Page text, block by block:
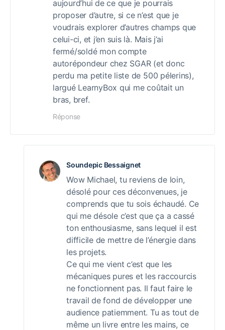
aujourd’hui de ce que je pourrais
proposer d’autre, si ce n’est que je
voudrais explorer d’autres champs que
celui-ci, et j’en suis là. Mais j’ai
fermé/soldé mon compte
autorépondeur chez SGAR (et donc
perdu ma petite liste de 500 pélerins),
largué LearnyBox qui me coûtait un
bras, bref.
Réponse
Soundepic Bessaignet
Wow Michael, tu reviens de loin,
désolé pour ces déconvenues, je
comprends que tu sois échaudé. Ce
qui me désole c’est que ça a cassé
ton enthousiasme, sans lequel il est
difficile de mettre de l’énergie dans
les projets.
Ce qui me vient c’est que les
mécaniques pures et les raccourcis
ne fonctionnent pas. Il faut faire le
travail de fond de développer une
audience patiemment. Tu as tout de
même un livre entre les mains, ce